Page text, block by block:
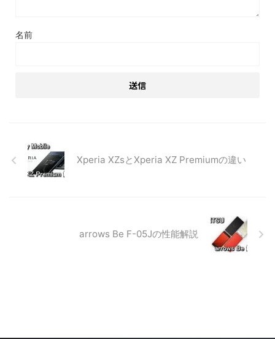
名前
Xperia XZsとXperia XZ Premiumの違い
arrows Be F-05Jの性能解説